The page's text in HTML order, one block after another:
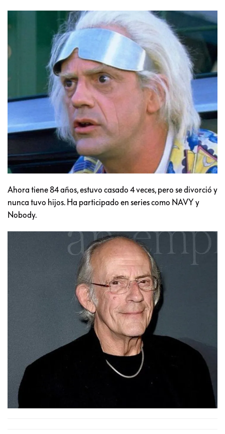
Ahora tiene 84 años, estuvo casado 4 veces, pero se divorció y
nunca tuvo hijos. Ha participado en series como NAVY y
Nobody.